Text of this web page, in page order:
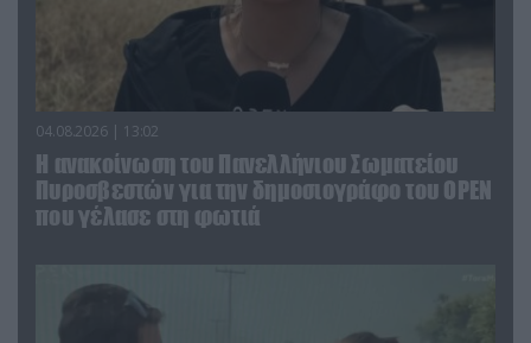
04.08.2026 | 13:02
Η ανακοίνωση του Πανελλήνιου Σωματείου
Πυροσβεστών για την δημοσιογράφο του OPEN
που γέλασε στη φωτιά